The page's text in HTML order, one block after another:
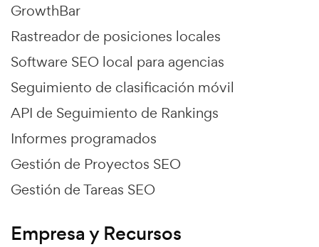
GrowthBar
Rastreador de posiciones locales
Software SEO local para agencias
Seguimiento de clasificación móvil
API de Seguimiento de Rankings
Informes programados
Gestión de Proyectos SEO
Gestión de Tareas SEO
Empresa y Recursos